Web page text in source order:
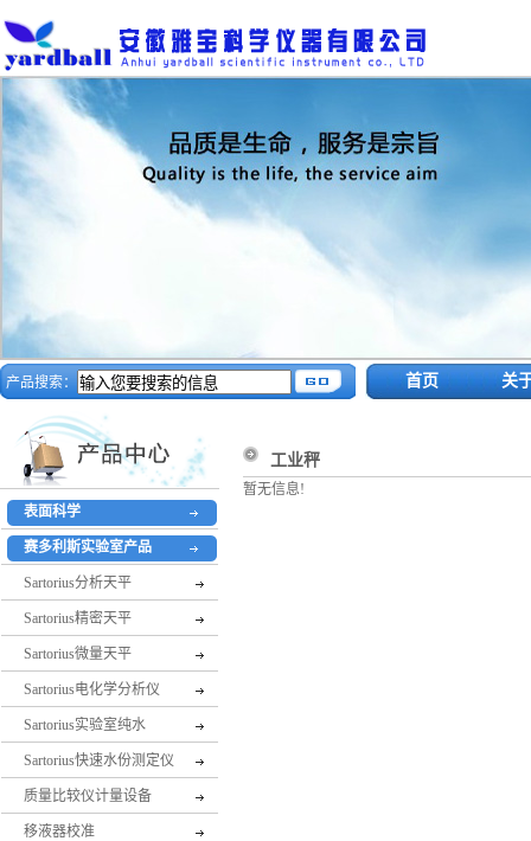
产品搜索： 首页 关
表面科学
赛多利斯实验室产品
Sartorius分析天平
Sartorius精密天平
Sartorius微量天平
Sartorius电化学分析仪
Sartorius实验室纯水
Sartorius快速水份测定仪
质量比较仪计量设备
移液器校准
工业秤
暂无信息!